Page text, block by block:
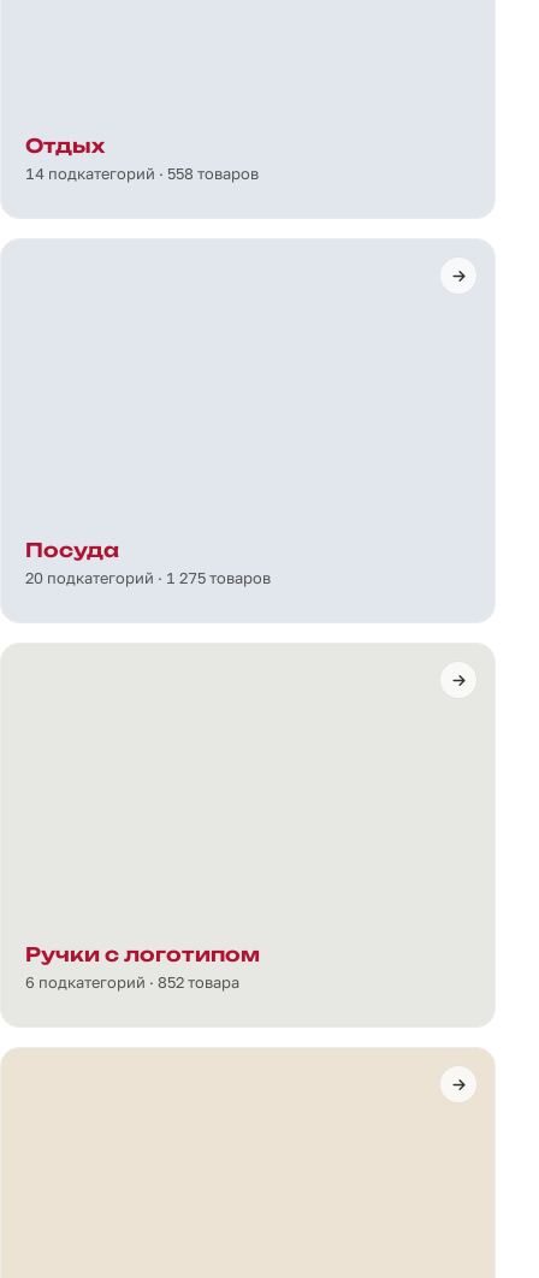
Отдых
14 подкатегорий · 558 товаров
Посуда
20 подкатегорий · 1 275 товаров
Ручки с логотипом
6 подкатегорий · 852 товара